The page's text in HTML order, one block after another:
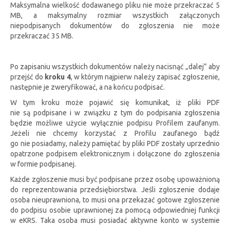
Maksymalna wielkość dodawanego pliku nie może przekraczać 5
MB, a maksymalny rozmiar wszystkich załączonych
niepodpisanych dokumentów do zgłoszenia nie może
przekraczać 35 MB.
Po zapisaniu wszystkich dokumentów należy nacisnąć „dalej” aby
przejść do kroku 4, w którym najpierw należy zapisać zgłoszenie,
następnie je zweryfikować, a na końcu podpisać.
W tym kroku może pojawić się komunikat, iż pliki PDF
nie są podpisane i w związku z tym do podpisania zgłoszenia
będzie możliwe użycie wyłącznie podpisu Profilem zaufanym.
Jeżeli nie chcemy korzystać z Profilu zaufanego bądź
go nie posiadamy, należy pamiętać by pliki PDF zostały uprzednio
opatrzone podpisem elektronicznym i dołączone do zgłoszenia
w formie podpisanej.
Każde zgłoszenie musi być podpisane przez osobę upoważnioną
do reprezentowania przedsiębiorstwa. Jeśli zgłoszenie dodaje
osoba nieuprawniona, to musi ona przekazać gotowe zgłoszenie
do podpisu osobie uprawnionej za pomocą odpowiedniej funkcji
w eKRS. Taka osoba musi posiadać aktywne konto w systemie